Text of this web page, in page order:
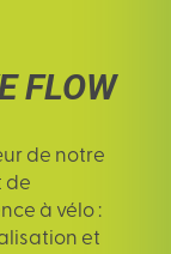
FLOW
de notre
de
à vélo :
et